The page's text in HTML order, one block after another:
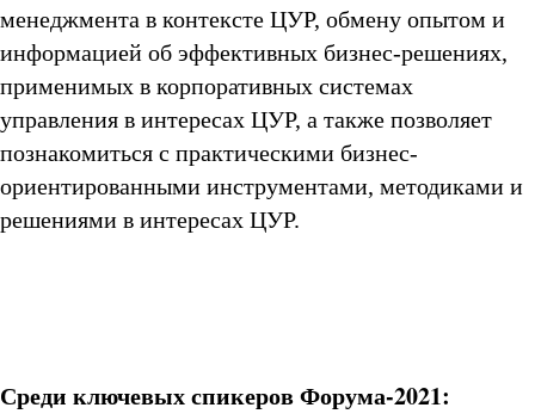
менеджмента в контексте ЦУР, обмену опытом и
информацией об эффективных бизнес-решениях,
применимых в корпоративных системах
управления в интересах ЦУР, а также позволяет
познакомиться с практическими бизнес-
ориентированными инструментами, методиками и
решениями в интересах ЦУР.
Среди ключевых спикеров Форума-2021: